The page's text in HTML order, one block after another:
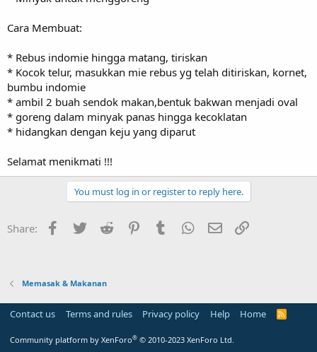
Cara Membuat:
* Rebus indomie hingga matang, tiriskan
* Kocok telur, masukkan mie rebus yg telah ditiriskan, kornet,
bumbu indomie
* ambil 2 buah sendok makan,bentuk bakwan menjadi oval
* goreng dalam minyak panas hingga kecoklatan
* hidangkan dengan keju yang diparut
Selamat menikmati !!!
You must log in or register to reply here.
Share: Facebook
Twitter Reddit PinterestTumblr WhatsApp
Email
Memasak & Makanan
Contact us Terms and rules Privacy policy Help Home
R
Community platform by XenForo® © 2010-2023 XenForo Ltd.